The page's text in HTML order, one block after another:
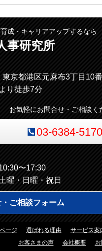
成・キャリアアップするなら
事研究所
東京都港区元麻布3丁目10
り徒歩7分
お気軽にお問合せ・ご相談く
03-6384-5170
〜17:30
曜・日曜・祝日
ご相談フォーム
ージ 選ばれる理由 サービス案
お客さまの声
会社概要